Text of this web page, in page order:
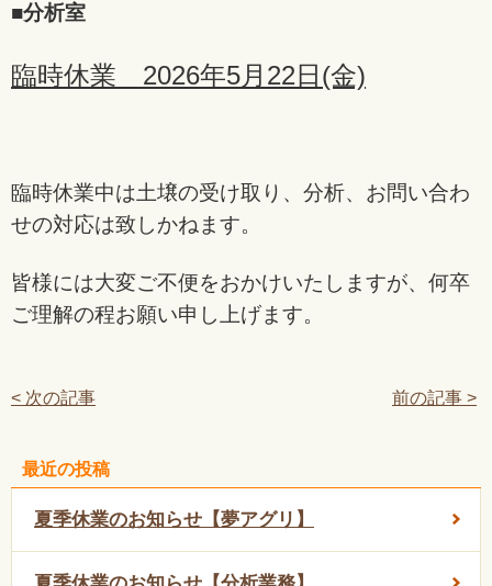
■分析室
臨時休業 2026年5月22日(金)
臨時休業中は土壌の受け取り、分析、お問い合わ
せの対応は致しかねます。
皆様には大変ご不便をおかけいたしますが、 何卒
ご理解の程お願い申し上げます。
< 次の記事 前の記事 >
最近の投稿
夏季休業のお知らせ【夢アグリ】